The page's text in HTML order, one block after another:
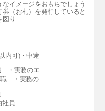
なイメージをおもちでしょう
（お札）を発行していると
図り…
内可)・中途
・実務のエ…
職 ・実務の…
社員